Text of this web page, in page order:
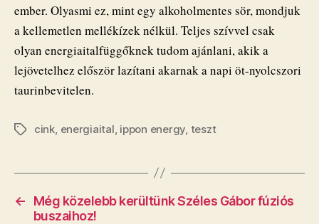
ember. Olyasmi ez, mint egy alkoholmentes sör, mondjuk
a kellemetlen mellékízek nélkül. Teljes szívvel csak
olyan energiaitalfüggőknek tudom ajánlani, akik a
lejövetelhez először lazítani akarnak a napi öt-nyolcszori
taurinbevitelen.
Címkék
cink energiaital ippon energy teszt
←
Még közelebb kerültünk Széles Gábor fúziós
buszaihoz!